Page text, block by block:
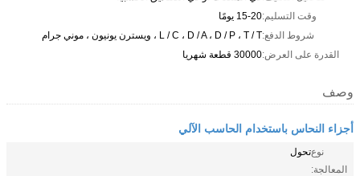
وقت التسليم:15-20 يومًا
شروط الدفع:L / C ، D / A ، D / P ، T / T ، ويسترن يونيون ، موني جرام
القدرة على العرض:30000 قطعة شهريا
وصف
أجزاء النحاس باستخدام الحاسب الآلي
نوع
المعالجة:
تحول